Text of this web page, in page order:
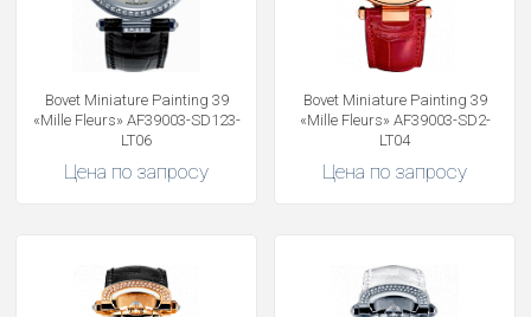
Bovet Miniature Painting 39
«Mille Fleurs» AF39003-SD123-
LT06
Цена по запросу
Bovet Miniature Painting 39
«Mille Fleurs» AF39003-SD2-
LT04
Цена по запросу